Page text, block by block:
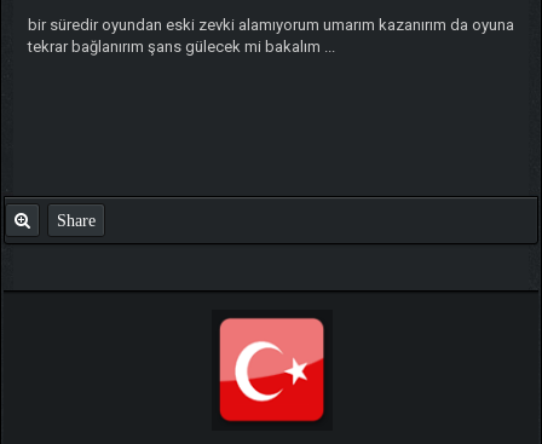
bir süredir oyundan eski zevki alamıyorum umarım kazanırım da oyuna
tekrar bağlanırım şans gülecek mi bakalım ...
Share